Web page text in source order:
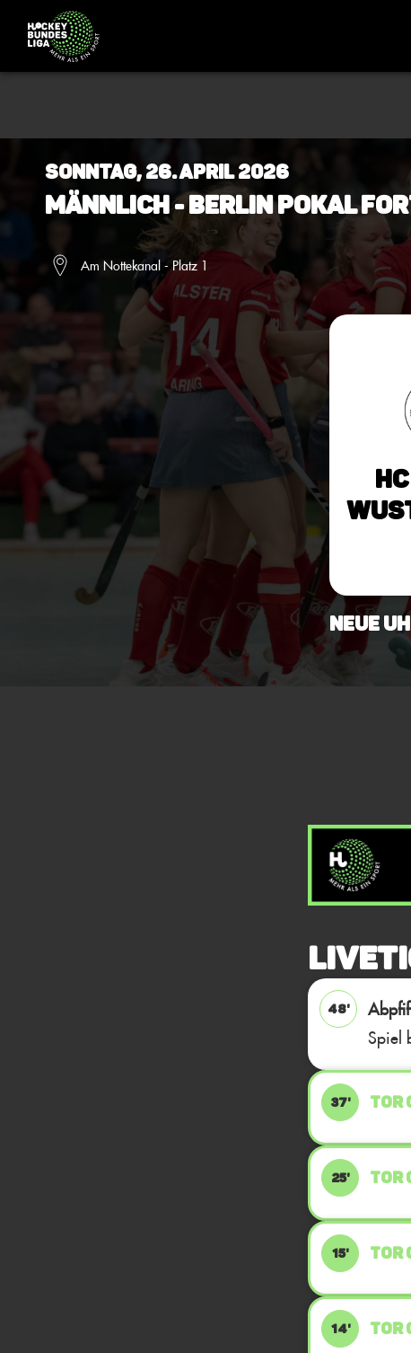
Sonntag, 26. April 2026
Männlich - Berlin Pokal
Am Nottekanal - Platz 1
neue
48'
Spiel
37' TOR
25' TOR
15' TOR
14' TOR